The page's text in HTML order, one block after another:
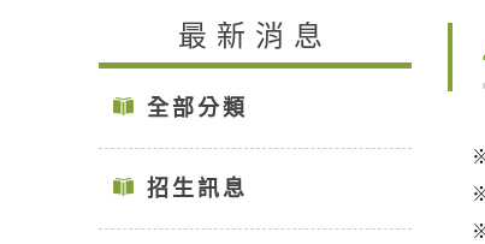
最新消息
全部分類
招生訊息